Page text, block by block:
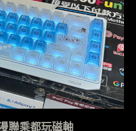
聯乘都玩磁軸